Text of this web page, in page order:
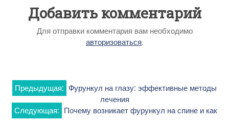
Добавить комментарий
Для отправки комментария вам необходимо
авторизоваться.
Навигация
по
Предыдущая: Фурункул на глазу: эффективные методы
лечения
Следующая: Почему возникает фурункул на спине и как